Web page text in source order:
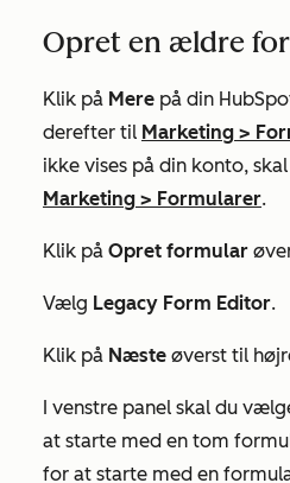
Opret en ældre
Klik på Mere på din
derefter til Marketing >
ikke vises på din konto,
Marketing > Formularer.
Klik på Opret formular
Vælg Legacy Form Editor.
Klik på Næste øverst til
I venstre panel skal du
at starte med en tom
for at starte med en